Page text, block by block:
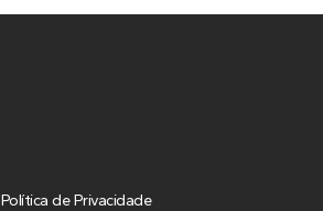
Política de Privacidade